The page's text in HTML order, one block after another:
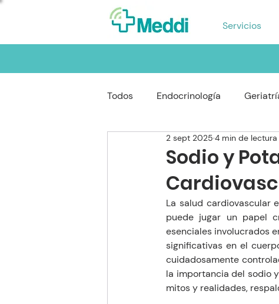
Servicios
Todos Endocrinología
Reumatología
Oftalmología Neumología
Sodio y
2 sept 2025 4 min de lectura
La salud cardiovascular
puede jugar un papel
esenciales involucrados
significativas en el
cuidadosamente
la importancia del sodio
mitos y realidades,